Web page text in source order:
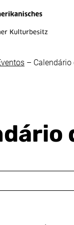
– Calendário